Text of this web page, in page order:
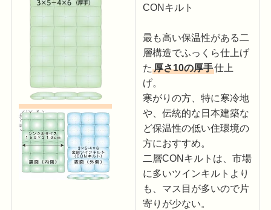
CONキルト
最も高い保温性がある二
層構造でふっくら仕上げ
た 厚さ10の厚手仕上
げ。
寒がりの方、特に寒冷地
や、伝統的な日本建築な
ど保温性の低い住環境の
方におすすめ。
二層CONキルトは、市場
に多いツインキルトより
も、マス目が多いので片
寄りが少ない。